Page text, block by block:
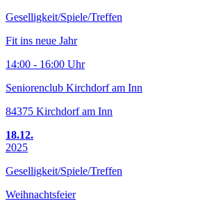
Geselligkeit/Spiele/Treffen
Fit ins neue Jahr
14:00 - 16:00 Uhr
Seniorenclub Kirchdorf am Inn
84375 Kirchdorf am Inn
18.12.
2025
Geselligkeit/Spiele/Treffen
Weihnachtsfeier